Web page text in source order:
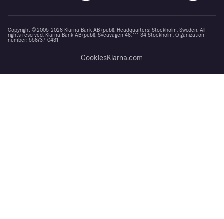
Copyright © 2005-2026 Klarna Bank AB (publ). Headquarters: Stockholm, Sweden. All
rights reserved. Klarna Bank AB (publ). Sveavägen 46, 111 34 Stockholm. Organization
number: 556737-0431
CookiesKlarna.com